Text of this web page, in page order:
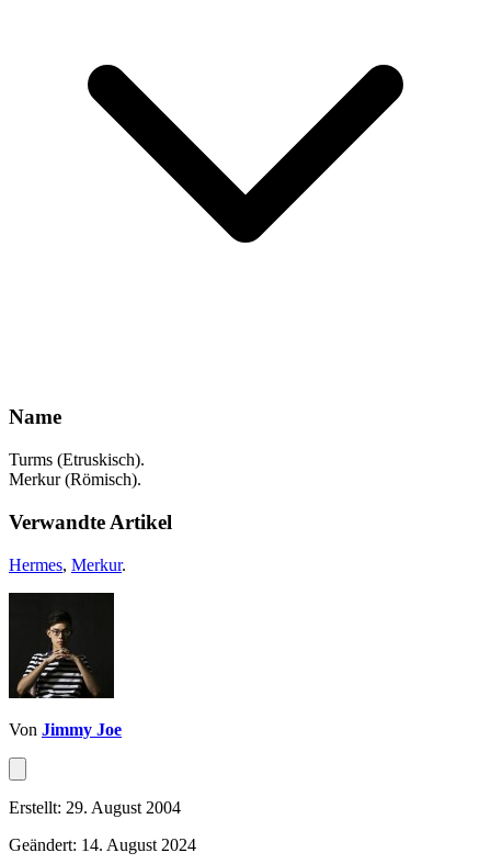
Name
Turms (Etruskisch).
Merkur (Römisch).
Verwandte Artikel
Hermes, Merkur.
Von Jimmy Joe
Erstellt: 29. August 2004
Geändert: 14. August 2024